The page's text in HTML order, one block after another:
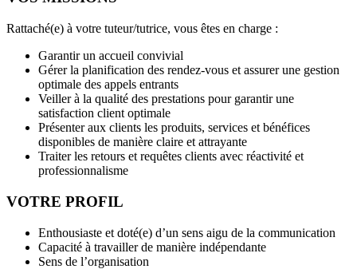
Rattaché(e) à votre tuteur/tutrice, vous êtes en charge :
Garantir un accueil convivial
Gérer la planification des rendez-vous et assurer une gestion
optimale des appels entrants
Veiller à la qualité des prestations pour garantir une
satisfaction client optimale
Présenter aux clients les produits, services et bénéfices
disponibles de manière claire et attrayante
Traiter les retours et requêtes clients avec réactivité et
professionnalisme
VOTRE PROFIL
Enthousiaste et doté(e) d’un sens aigu de la communication
Capacité à travailler de manière indépendante
Sens de l’organisation